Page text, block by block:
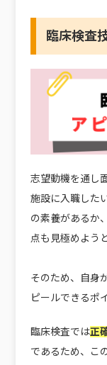
臨床検査
志望動機を通し
施設に入職した
の素養があるか
点も見極めよう
そのため、自身
ピールできるポ
臨床検査では正
であるため、こ